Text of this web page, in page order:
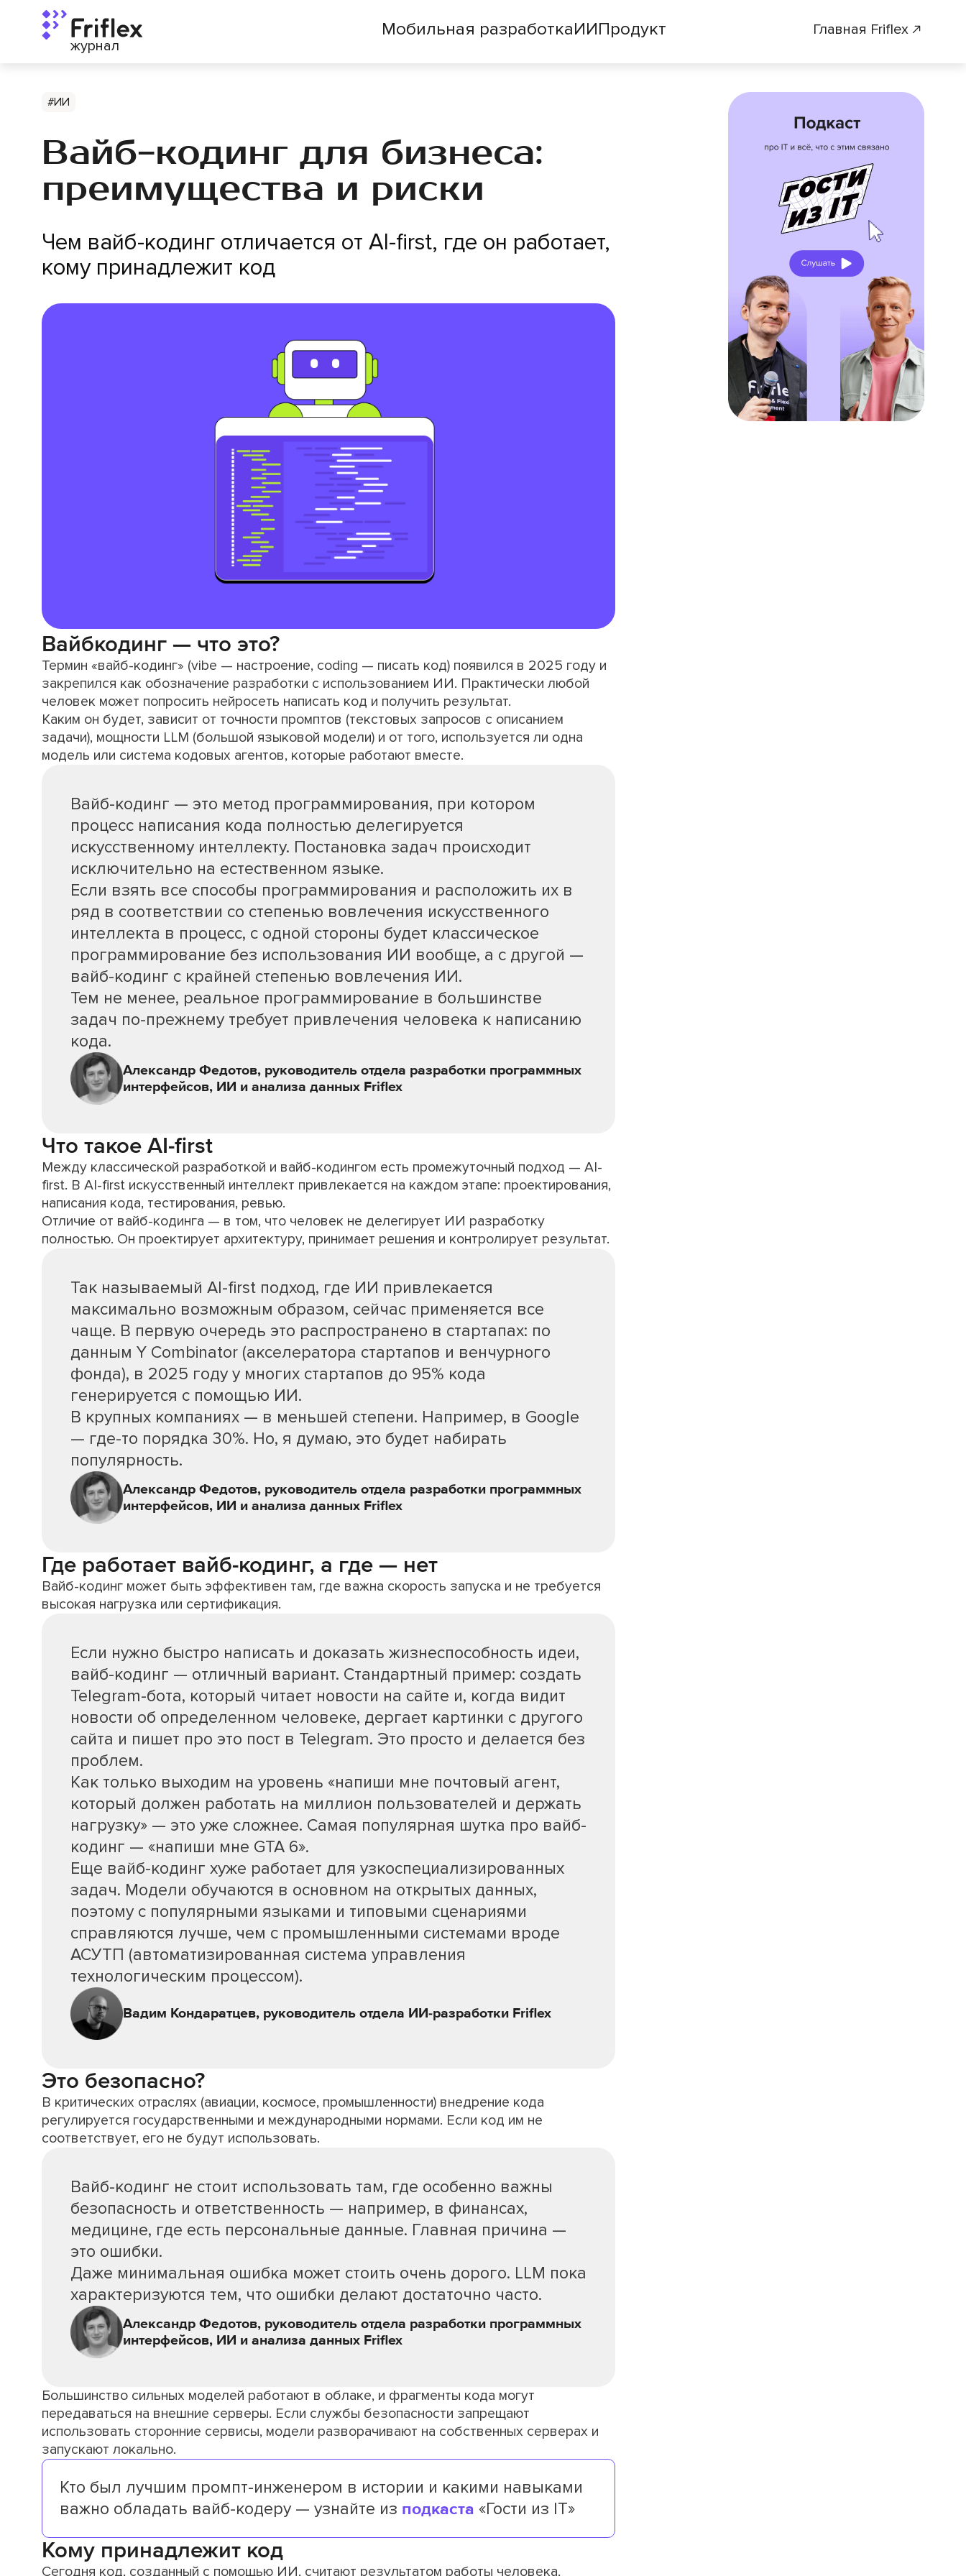
журнал
Мобильная разработкаИИПродукт Главная Friflex
#ИИ
Вайб-кодинг для бизнеса:
преимущества и риски
Чем вайб-кодинг отличается от AI-first, где он работает,
кому принадлежит код
Вайбкодинг — что это?
Термин «вайб-кодинг» (vibe — настроение, coding — писать код) появился в 2025 году и
закрепился как обозначение разработки с использованием ИИ. Практически любой
человек может попросить нейросеть написать код и получить результат.
Каким он будет, зависит от точности промптов (текстовых запросов с описанием
задачи), мощности LLM (большой языковой модели) и от того, используется ли одна
модель или система кодовых агентов, которые работают вместе.
Вайб-кодинг — это метод программирования, при котором
процесс написания кода полностью делегируется
искусственному интеллекту. Постановка задач происходит
исключительно на естественном языке.
Если взять все способы программирования и расположить их в
ряд в соответствии со степенью вовлечения искусственного
интеллекта в процесс, с одной стороны будет классическое
программирование без использования ИИ вообще, а с другой —
вайб-кодинг с крайней степенью вовлечения ИИ.
Тем не менее, реальное программирование в большинстве
задач по-прежнему требует привлечения человека к написанию
кода.
Александр Федотов, руководитель отдела разработки программных
интерфейсов, ИИ и анализа данных Friflex
Что такое AI-first
Между классической разработкой и вайб-кодингом есть промежуточный подход — AI-
first. В AI-first искусственный интеллект привлекается на каждом этапе: проектирования,
написания кода, тестирования, ревью.
Отличие от вайб-кодинга — в том, что человек не делегирует ИИ разработку
полностью. Он проектирует архитектуру, принимает решения и контролирует результат.
Так называемый AI-first подход, где ИИ привлекается
максимально возможным образом, сейчас применяется все
чаще. В первую очередь это распространено в стартапах: по
данным Y Combinator (акселератора стартапов и венчурного
фонда), в 2025 году у многих стартапов до 95% кода
генерируется с помощью ИИ.
В крупных компаниях — в меньшей степени. Например, в Google
— где-то порядка 30%. Но, я думаю, это будет набирать
популярность.
Александр Федотов, руководитель отдела разработки программных
интерфейсов, ИИ и анализа данных Friflex
Где работает вайб-кодинг, а где — нет
Вайб-кодинг может быть эффективен там, где важна скорость запуска и не требуется
высокая нагрузка или сертификация.
Если нужно быстро написать и доказать жизнеспособность идеи,
вайб-кодинг — отличный вариант. Стандартный пример: создать
Telegram-бота, который читает новости на сайте и, когда видит
новости об определенном человеке, дергает картинки с другого
сайта и пишет про это пост в Telegram. Это просто и делается без
проблем.
Как только выходим на уровень «напиши мне почтовый агент,
который должен работать на миллион пользователей и держать
нагрузку» — это уже сложнее. Самая популярная шутка про вайб-
кодинг — «напиши мне GTA 6».
Еще вайб-кодинг хуже работает для узкоспециализированных
задач. Модели обучаются в основном на открытых данных,
поэтому с популярными языками и типовыми сценариями
справляются лучше, чем с промышленными системами вроде
АСУТП (автоматизированная система управления
технологическим процессом).
Вадим Кондаратцев, руководитель отдела ИИ-разработки Friflex
Это безопасно?
В критических отраслях (авиации, космосе, промышленности) внедрение кода
регулируется государственными и международными нормами. Если код им не
соответствует, его не будут использовать.
Вайб-кодинг не стоит использовать там, где особенно важны
безопасность и ответственность — например, в финансах,
медицине, где есть персональные данные. Главная причина —
это ошибки.
Даже минимальная ошибка может стоить очень дорого. LLM пока
характеризуются тем, что ошибки делают достаточно часто.
Александр Федотов, руководитель отдела разработки программных
интерфейсов, ИИ и анализа данных Friflex
Большинство сильных моделей работают в облаке, и фрагменты кода могут
передаваться на внешние серверы. Если службы безопасности запрещают
использовать сторонние сервисы, модели разворачивают на собственных серверах и
запускают локально.
Кто был лучшим промпт-инженером в истории и какими навыками
важно обладать вайб-кодеру — узнайте из подкаста «Гости из IT»
Кому принадлежит код
Сегодня код, созданный с помощью ИИ, считают результатом работы человека,